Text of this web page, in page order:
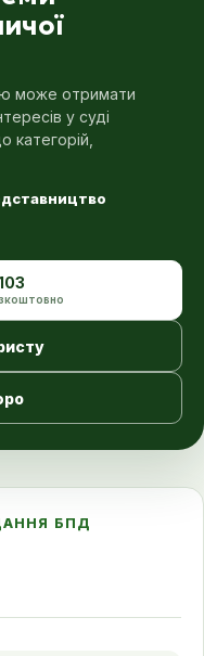
може отримати
у суді
БПД